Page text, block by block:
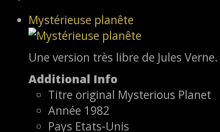
Mystérieuse planête
Une version très libre de Jules
Additional Info
Titre original Mysterious Planet
Année 1982
Pays Etats-Unis